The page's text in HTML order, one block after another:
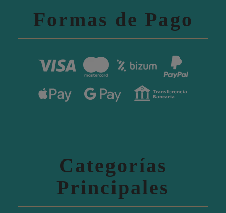
Formas de Pago
Categorías
Principales